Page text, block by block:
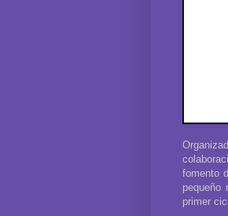
fomento
pequeño
primer